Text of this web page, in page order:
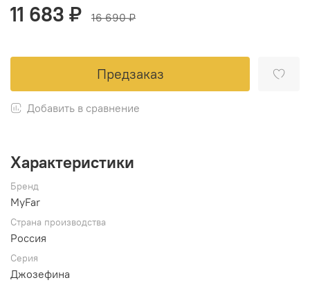
11 683 ₽ 16 690 ₽
Предзаказ
Добавить в сравнение
Характеристики
Бренд
MyFar
Страна производства
Россия
Серия
Джозефина